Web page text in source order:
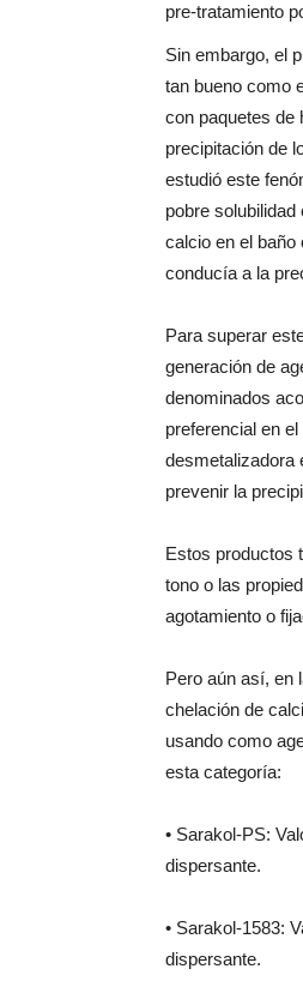
pre-tratamiento
Sin embargo, el
tan bueno como
con paquetes de
precipitación de
estudió este
pobre
calcio en el baño
conducía a la
Para superar
generación de
denominados
preferencial en
desmetalizadora
prevenir la
Estos productos
tono o las
agotamiento o
Pero aún así, en
chelación de
usando como
esta categoría:
• Sarakol-PS:
dispersante.
• Sarakol-1583:
dispersante.